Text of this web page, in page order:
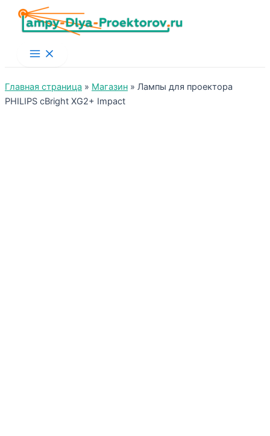
Main
Menu
Главная страница » Магазин » Лампы для проектора
PHILIPS cBright XG2+ Impact